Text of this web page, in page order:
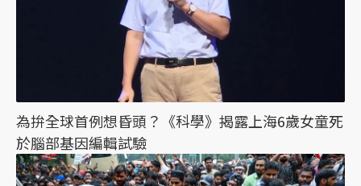
為拚全球首例想昏頭？《科學》揭露上海6歲女童死
於腦部基因編輯試驗